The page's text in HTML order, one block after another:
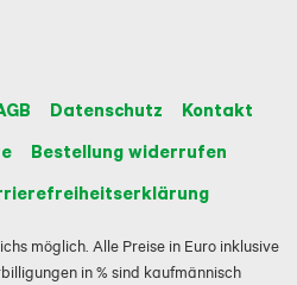
Datenschutz
Kontakt
Bestellung widerrufen
möglich. Alle Preise in Euro inklusive
in % sind kaufmännisch